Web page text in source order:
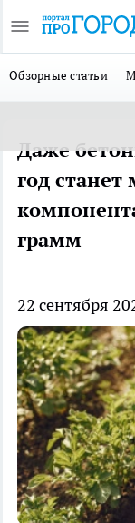
Обзорные статьи
Даже
год станет
грамм
22 сентября